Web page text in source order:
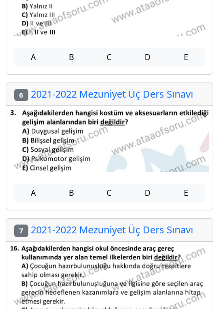
A B C D E
6 2021-2022 Mezuniyet Üç Ders Sınavı
A B C D E
7 2021-2022 Mezuniyet Üç Ders Sınavı